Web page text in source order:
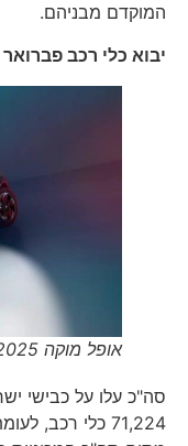
המוקדם מבניהם.
יבוא כלי רכב פברואר 2025
אופל מוקה 2025 (צילום ח"צ חו"ל)